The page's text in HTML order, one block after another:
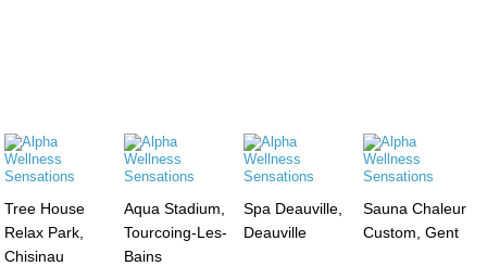
Tree House
Relax Park,
Chisinau
Aqua Stadium,
Tourcoing-Les-
Bains
Spa Deauville,
Deauville
Sauna Chaleur
Custom, Gent